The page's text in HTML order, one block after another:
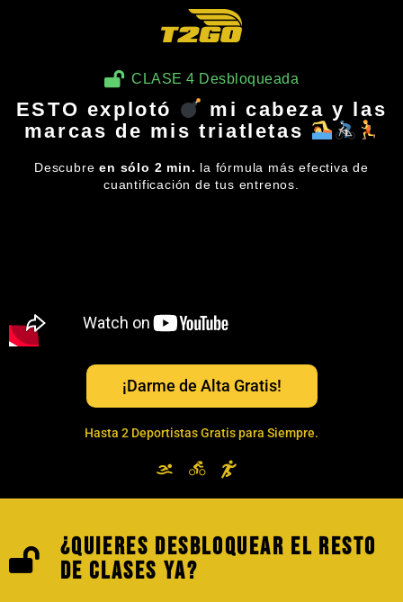
CLASE 4 Desbloqueada
ESTO explotó
mi cabeza y las
marcas de mis triatletas
Descubreen sólo 2 min. la fórmula más efectiva de
cuantificación de tus entrenos.
¡Darme de Alta Gratis!
Hasta 2 Deportistas Gratis para Siempre.
¿Quieres desbloquear el resto
de clases ya?